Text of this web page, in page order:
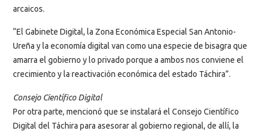
arcaicos.
“El Gabinete Digital, la Zona Económica Especial San Antonio-
Ureña y la economía digital van como una especie de bisagra que
amarra el gobierno y lo privado porque a ambos nos conviene el
crecimiento y la reactivación económica del estado Táchira”.
Consejo Científico Digital
Por otra parte, mencionó que se instalará el Consejo Científico
Digital del Táchira para asesorar al gobierno regional, de allí, la